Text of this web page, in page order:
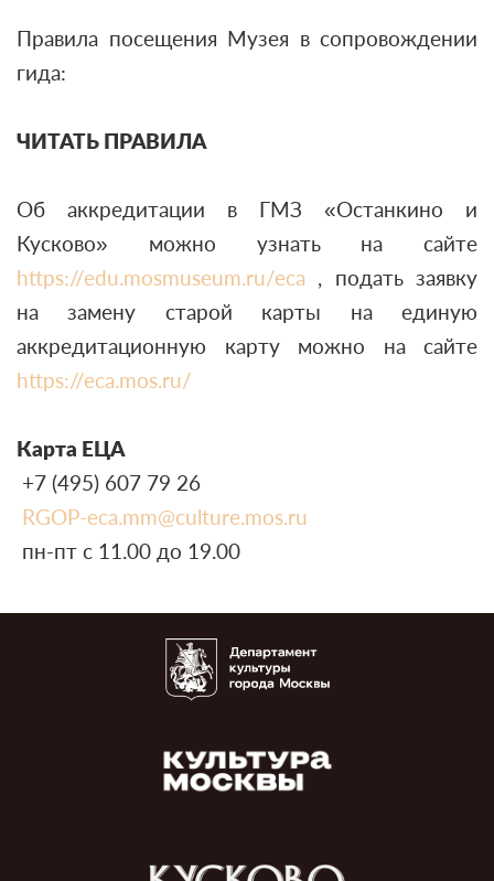
Правила посещения Музея в сопровождении
гида:
ЧИТАТЬ ПРАВИЛА
Об аккредитации в ГМЗ «Останкино и
Кусково» можно узнать на сайте
https://edu.mosmuseum.ru/eca , подать заявку
на замену старой карты на единую
аккредитационную карту можно на сайте
https://eca.mos.ru/
Карта ЕЦА
+7 (495) 607 79 26
RGOP-eca.mm@culture.mos.ru
пн-пт с 11.00 до 19.00